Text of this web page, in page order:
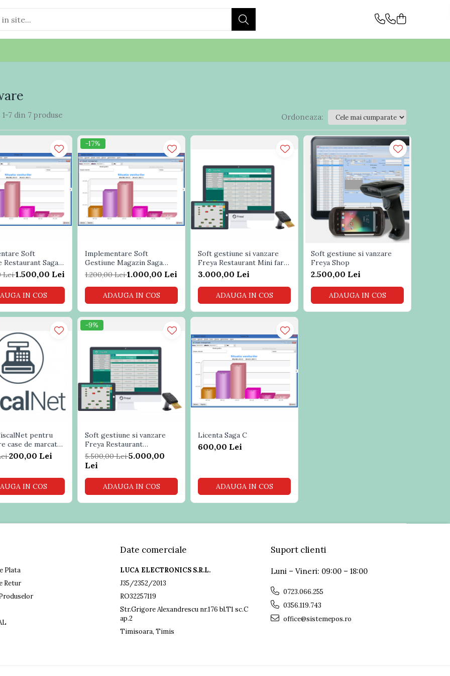
1-7 din 7 produse Ordoneaza:
Soft
Restaurant Saga
Lei1.500,00 Lei
IN COS
-17%
Implementare Soft
Gestiune Magazin Saga
Marketline
1.200,00 Lei1.000,00 Lei
ADAUGA IN COS
Soft gestiune si vanzare
Freya Restaurant Mini fara
stocuri
3.000,00 Lei
ADAUGA IN COS
Soft gestiune si vanzare
Freya Shop
2.500,00 Lei
ADAUGA IN COS
pentru
case de marcat
si extragere
200,00 Lei
IN COS
-9%
Soft gestiune si vanzare
Freya Restaurant
Professional
5.500,00 Lei5.000,00
Lei
ADAUGA IN COS
Licenta Saga C
600,00 Lei
ADAUGA IN COS
Plata
Retur
Date comerciale
LUCA ELECTRONICS S.R.L.
J35/2352/2013
RO32257119
Str.Grigore Alexandrescu nr.176 bl.T1 sc.C
ap.2
Timisoara, Timis
Suport clienti
Luni – Vineri: 09:00 – 18:00
0723.066.255
0356.119.743
office@sistemepos.ro